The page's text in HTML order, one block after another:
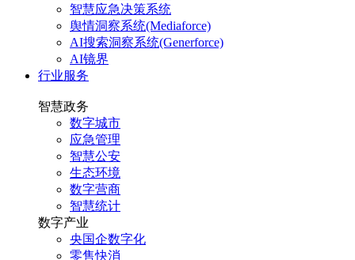
智慧应急决策系统
舆情洞察系统(Mediaforce)
AI搜索洞察系统(Generforce)
AI镜界
行业服务
智慧政务
数字城市
应急管理
智慧公安
生态环境
数字营商
智慧统计
数字产业
央国企数字化
零售快消